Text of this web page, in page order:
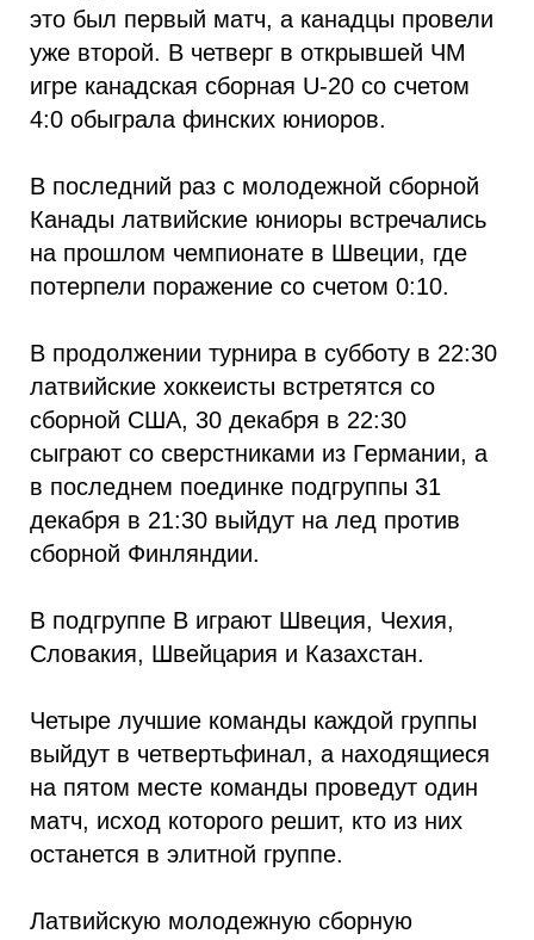
это был первый матч, а канадцы провели
уже второй. В четверг в открывшей ЧМ
игре канадская сборная U-20 со счетом
4:0 обыграла финских юниоров.
В последний раз с молодежной сборной
Канады латвийские юниоры встречались
на прошлом чемпионате в Швеции, где
потерпели поражение со счетом 0:10.
В продолжении турнира в субботу в 22:30
латвийские хоккеисты встретятся со
сборной США, 30 декабря в 22:30
сыграют со сверстниками из Германии, а
в последнем поединке подгруппы 31
декабря в 21:30 выйдут на лед против
сборной Финляндии.
В подгруппе B играют Швеция, Чехия,
Словакия, Швейцария и Казахстан.
Четыре лучшие команды каждой группы
выйдут в четвертьфинал, а находящиеся
на пятом месте команды проведут один
матч, исход которого решит, кто из них
останется в элитной группе.
Латвийскую молодежную сборную